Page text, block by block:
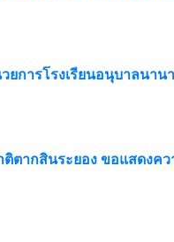
ยการโรงเรียนอนุบาลนา
ติตากสินระยอง ขอแสดงค